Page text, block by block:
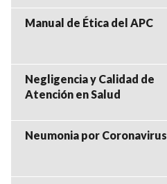
Manual de Ética del APC
Negligencia y Calidad de
Atención en Salud
Neumonia por Coronavirus